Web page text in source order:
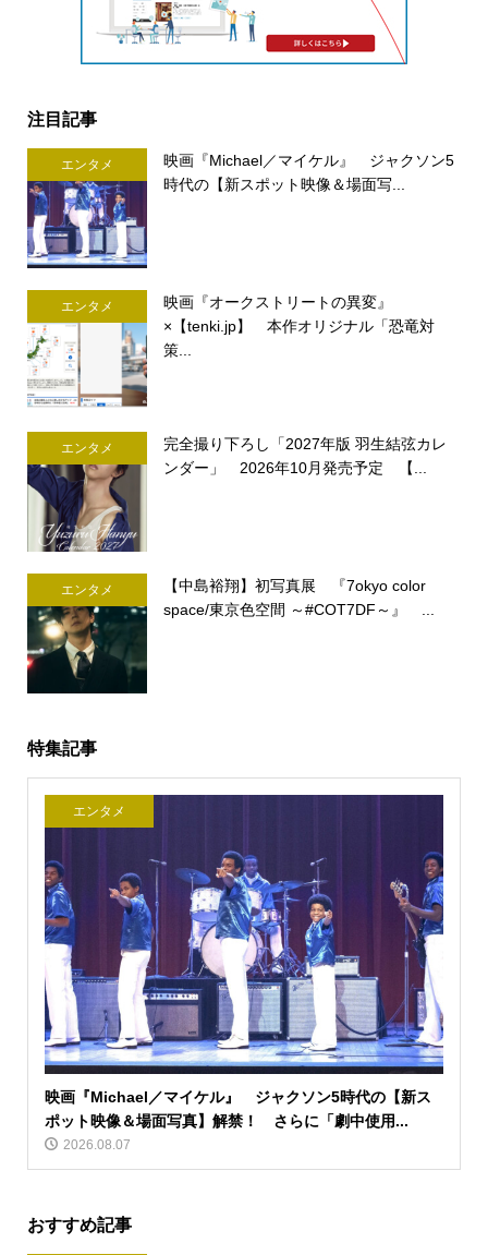
注目記事
エンタメ
映画『Michael／マイケル』 ジャクソン5
時代の【新スポット映像＆場面写...
エンタメ
映画『オークストリートの異変』
×【tenki.jp】 本作オリジナル「恐竜対
策...
エンタメ
完全撮り下ろし「2027年版 羽生結弦カレ
ンダー」 2026年10月発売予定 【...
エンタメ
【中島裕翔】初写真展 『7okyo color
space/東京色空間 ～#COT7DF～』 ...
特集記事
エンタメ
映画『Michael／マイケル』 ジャクソン5時代の【新ス
ポット映像＆場面写真】解禁！ さらに「劇中使用...
2026.08.07
おすすめ記事